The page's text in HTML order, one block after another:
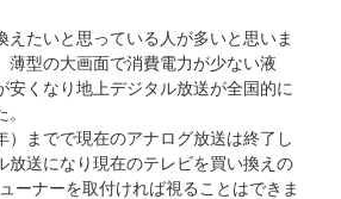
えたいと思っている人が多いと思いま
薄型の大画面で消費電力が少ない液
安くなり地上デジタル放送が全国的に
）までで現在のアナログ放送は終了し
放送になり現在のテレビを買い換えの
ーナーを取付ければ視ることはできま